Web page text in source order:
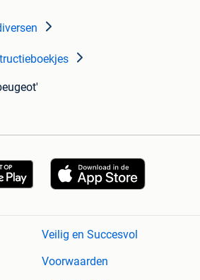
Veilig en Succesvol
Voorwaarden